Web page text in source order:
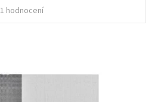
1 hodnocení